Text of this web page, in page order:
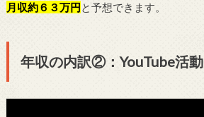
月収約６３万円と予想できます。
年収の内訳②：YouTube活動